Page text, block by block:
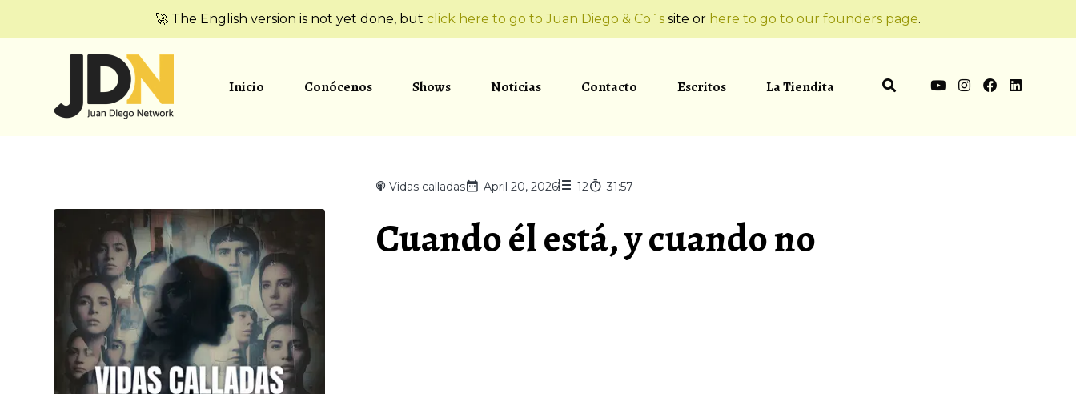
🚀 The English version is not yet done, but click here to go to Juan Diego & Co´s site or here to go to our founders page.
Inicio Conócenos Shows Noticias Contacto Escritos La Tiendita
Vidas calladas April 20, 2026 12 31:57
Cuando él está, y cuando no